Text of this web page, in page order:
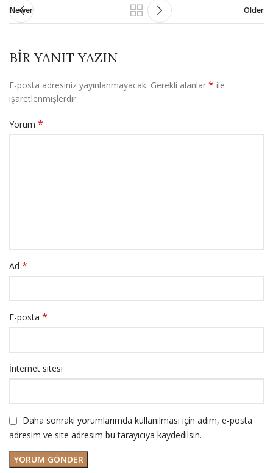
Newer Older
BIR YANIT YAZIN
E-posta adresiniz yayınlanmayacak. Gerekli alanlar * ile
işaretlenmişlerdir
Yorum *
Ad *
E-posta *
İnternet sitesi
Daha sonraki yorumlarımda kullanılması için adım, e-posta
adresim ve site adresim bu tarayıcıya kaydedilsin.